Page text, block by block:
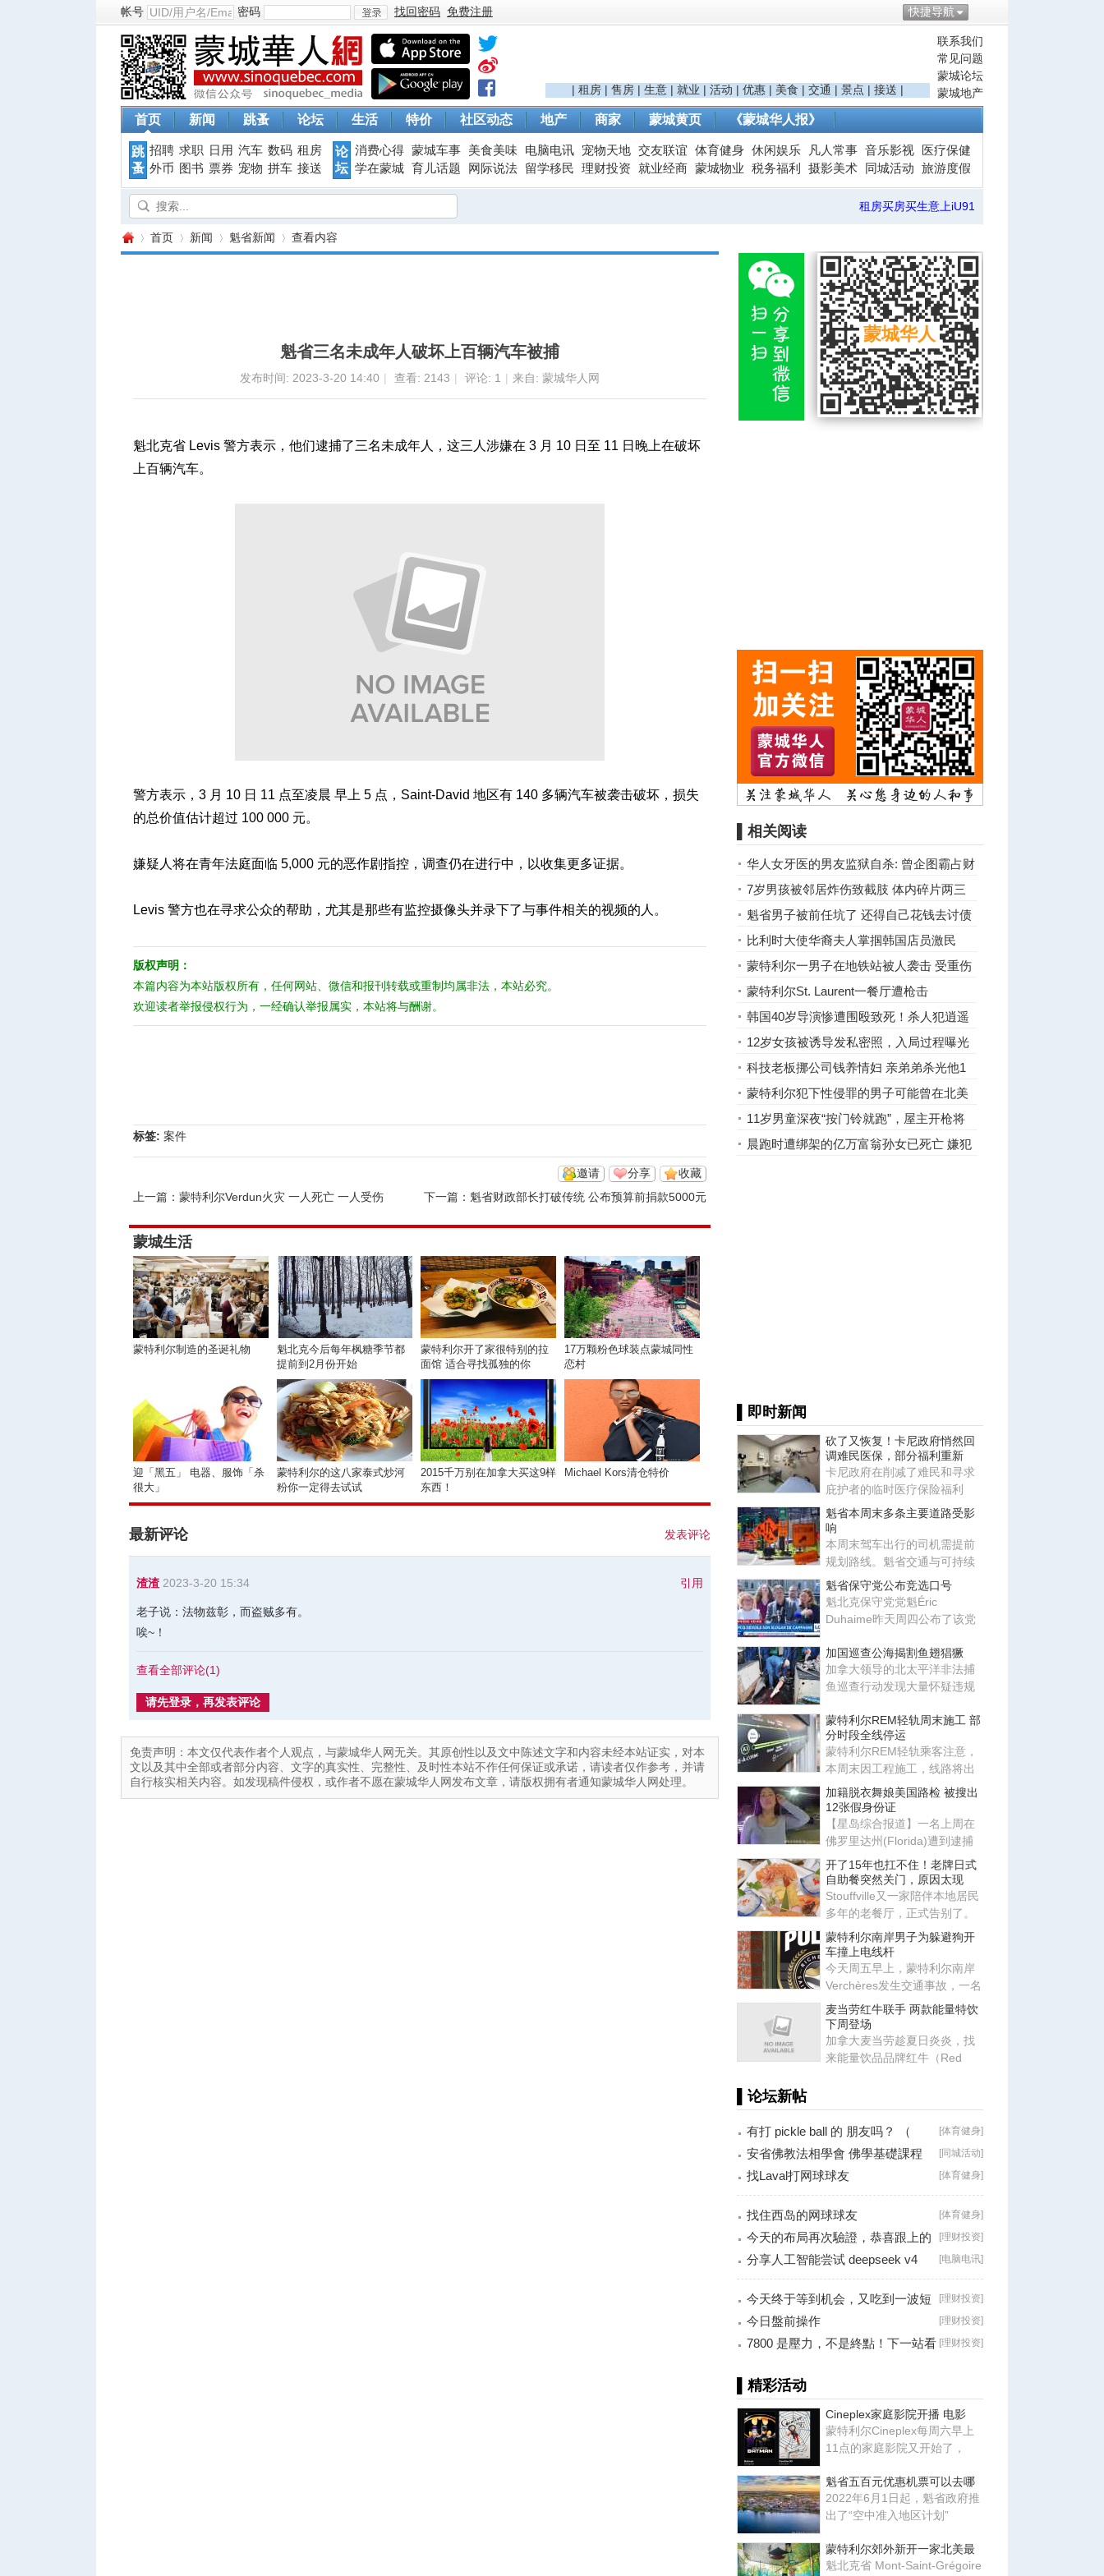
快捷导航
帐号 密码
登
录
找回密码 免费注册
联系我们
常见问题
蒙城论坛
蒙城地产
| 租房 | 售房 | 生意 | 就业 | 活动 | 优惠 | 美食 | 交通 | 景点 | 接送 |
首页 新闻 跳蚤 论坛 生活 特价 社区动态 地产 商家 蒙城黄页 《蒙城华人报》
跳
蚤
招聘 求职 日用 汽车 数码 租房
外币
图书 票券 宠物 拼车 接送
论
坛
消费心得 蒙城车事 美食美味 电脑电讯 宠物天地 交友联谊 体育健身 休闲娱乐 凡人常事 音乐影视
医疗保健
学在蒙城 育儿话题 网际说法 留学移民 理财投资 就业经商 蒙城物业 税务福利 摄影美术 同城活动 旅游度假
租房买房买生意上iU91
首页 新闻 魁省新闻 查看内容
魁省三名未成年人破坏上百辆汽车被捕
发布时间: 2023-3-20 14:40 | 查看: 2143 | 评论: 1 | 来自: 蒙城华人网
魁北克省 Levis 警方表示，他们逮捕了三名未成年人，这三人涉嫌在 3 月 10 日至 11 日晚上在破坏
上百辆汽车。
警方表示，3 月 10 日 11 点至凌晨 早上 5 点，Saint-David 地区有 140 多辆汽车被袭击破坏，损失
的总价值估计超过 100 000 元。
嫌疑人将在青年法庭面临 5,000 元的恶作剧指控，调查仍在进行中，以收集更多证据。
Levis 警方也在寻求公众的帮助，尤其是那些有监控摄像头并录下了与事件相关的视频的人。
版权声明：
本篇内容为本站版权所有，任何网站、微信和报刊转载或重制均属非法，本站必究。
欢迎读者举报侵权行为，一经确认举报属实，本站将与酬谢。
标签: 案件
收藏
分享
邀请
上一篇： 蒙特利尔Verdun火灾 一人死亡 一人受伤 下一篇： 魁省财政部长打破传统 公布预算前捐款5000元
蒙城生活
蒙特利尔制造的圣诞礼物
魁北克今后每年枫糖季节都
提前到2月份开始
蒙特利尔开了家很特别的拉
面馆 适合寻找孤独的你
17万颗粉色球装点蒙城同性
恋村
迎「黑五」 电器、服饰「杀
很大」
蒙特利尔的这八家泰式炒河
粉你一定得去试试
2015千万别在加拿大买这9样
东西！
Michael Kors清仓特价
发表评论
最新评论
引用
渣渣 2023-3-20 15:34
老子说：法物兹彰，而盗贼多有。
唉~！
查看全部评论(1)
请先登录，再发表评论
免责声明：本文仅代表作者个人观点，与蒙城华人网无关。其原创性以及文中陈述文字和内容未经本站证实，对本
文以及其中全部或者部分内容、文字的真实性、完整性、及时性本站不作任何保证或承诺，请读者仅作参考，并请
自行核实相关内容。如发现稿件侵权，或作者不愿在蒙城华人网发布文章，请版权拥有者通知蒙城华人网处理。
▌相关阅读
华人女牙医的男友监狱自杀: 曾企图霸占财
产 涉雇凶杀人
7岁男孩被邻居炸伤致截肢 体内碎片两三
年才能清除
魁省男子被前任坑了 还得自己花钱去讨债
比利时大使华裔夫人掌掴韩国店员激民
愤！大使终于道歉了
蒙特利尔一男子在地铁站被人袭击 受重伤
蒙特利尔St. Laurent一餐厅遭枪击
韩国40岁导演惨遭围殴致死！杀人犯逍遥
法外引发众怒
12岁女孩被诱导发私密照，入局过程曝光
科技老板挪公司钱养情妇 亲弟弟杀光他1
家4口
蒙特利尔犯下性侵罪的男子可能曾在北美
多地作案
11岁男童深夜“按门铃就跑”，屋主开枪将
其打死
晨跑时遭绑架的亿万富翁孙女已死亡 嫌犯
▌即时新闻
砍了又恢复！卡尼政府悄然回
调难民医保，部分福利重新
卡尼政府在削减了难民和寻求
庇护者的临时医疗保险福利
后，近期又悄然恢复了部分福
利项
魁省本周末多条主要道路受影
响
本周末驾车出行的司机需提前
规划路线。魁省交通与可持续
交通部提醒，多处主要道路将
出
魁省保守党公布竞选口号
魁北克保守党党魁Éric
Duhaime昨天周四公布了该党
pour
加国巡查公海揭割鱼翅猖獗
加拿大领导的北太平洋非法捕
鱼巡查行动发现大量怀疑违规
题
蒙特利尔REM轻轨周末施工 部
分时段全线停运
蒙特利尔REM轻轨乘客注意，
本周末因工程施工，线路将出
现服务中断。周六和周日凌晨5
时
加籍脱衣舞娘美国路检 被搜出
12张假身份证
【星岛综合报道】一名上周在
佛罗里达州(Florida)遭到逮捕
的加拿大籍女子，落网时向警
开了15年也扛不住！老牌日式
自助餐突然关门，原因太现
Stouffville又一家陪伴本地居民
多年的老餐厅，正式告别了。
据YorkRegion.com报道，位
蒙特利尔南岸男子为躲避狗开
车撞上电线杆
今天周五早上，蒙特利尔南岸
Verchères发生交通事故，一名
司机为躲避一只横穿道路的狗
麦当劳红牛联手 两款能量特饮
下周登场
加拿大麦当劳趁夏日炎炎，找
来能量饮品品牌红牛（Red
▌论坛新帖
[体育健身]
有打 pickle ball 的 朋友吗？ （
Brossard
[同城活动]
安省佛教法相學會 佛學基礎課程
（第二十八
[体育健身]
找Laval打网球球友
[体育健身]
找住西岛的网球球友
[理财投资]
今天的布局再次驗證，恭喜跟上的
朋友！
[电脑电讯]
分享人工智能尝试 deepseek v4
falsh, 据说
[理财投资]
今天终于等到机会，又吃到一波短
线利润！
[理财投资]
今日盤前操作
[理财投资]
7800 是壓力，不是終點！下一站看
▌精彩活动
Cineplex家庭影院开播 电影
蒙特利尔Cineplex每周六早上
11点的家庭影院又开始了，
魁省五百元优惠机票可以去哪
2022年6月1日起，魁省政府推
出了“空中准入地区计划”
蒙特利尔郊外新开一家北美最
魁北克省 Mont-Saint-Grégoire